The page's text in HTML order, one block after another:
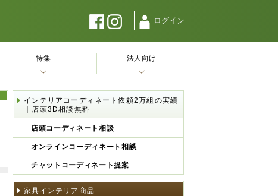
ログイン
インテリアコーディネート依頼2万組の実績
｜店頭3D相談無料
店頭コーディネート相談
オンラインコーディネート相談
チャットコーディネート提案
家具インテリア商品
特集 法人向け